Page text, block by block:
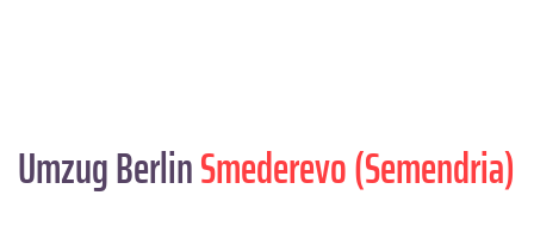
Umzug BerlinSmederevo (Semendria)